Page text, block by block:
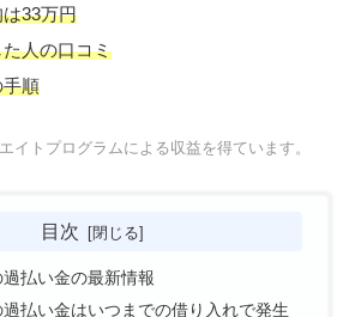
33万円
人の口コミ
順
イトプログラムによる収益を得ています。
目次
払い金の最新情報
払い金はいつまでの借り入れで発生